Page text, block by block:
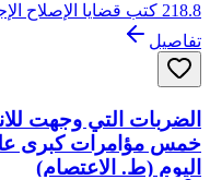
218.8 كتب قضايا الإصلاح الإجتماعي والأسرة والمجتمع
تفاصيل
الضربات التي وجهت
خمس مؤامرات كبرى
اليوم (ط. الاعتصام)